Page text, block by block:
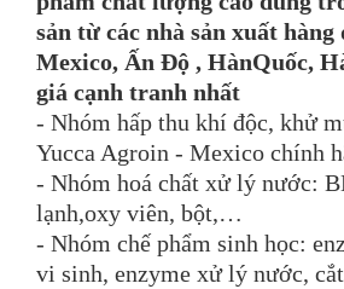
sản từ các nhà sản xuất hàng
Mexico, Ấn Độ , HànQuốc,
giá cạnh tranh nhất
- Nhóm hấp thu khí độc, khử
Yucca Agroin - Mexico chính
- Nhóm hoá chất xử lý nước:
lạnh,oxy viên, bột,…
- Nhóm chế phẩm sinh học:
vi sinh, enzyme xử lý nước,